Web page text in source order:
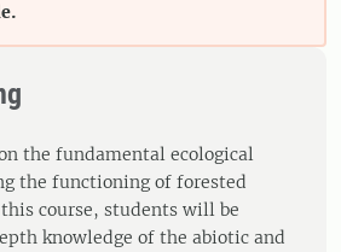
the fundamental ecological
the functioning of forested
course, students will be
knowledge of the abiotic and